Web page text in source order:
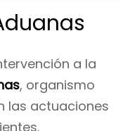
a la
, organismo
las actuaciones